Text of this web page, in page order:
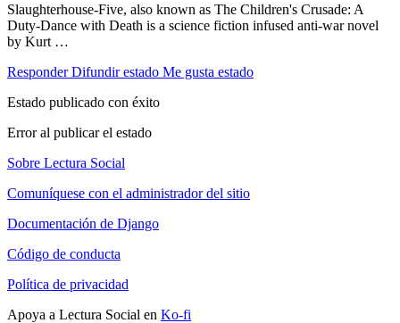
Slaughterhouse-Five, also known as The Children's Crusade: A
Duty-Dance with Death is a science fiction infused anti-war novel
by Kurt …
Responder Difundir estado Me gusta estado
Estado publicado con éxito
Error al publicar el estado
Sobre Lectura Social
Comuníquese con el administrador del sitio
Documentación de Django
Código de conducta
Política de privacidad
Apoya a Lectura Social en Ko-fi